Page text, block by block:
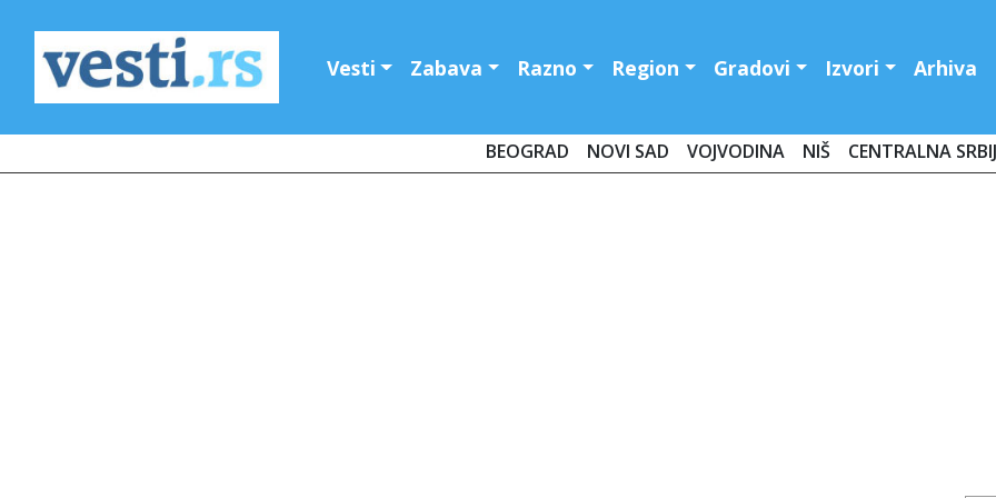
Vesti Zabava Razno Region Gradovi Izvori Arhiva
BEOGRAD NOVI SAD VOJVODINA NIŠ CENTRALNA